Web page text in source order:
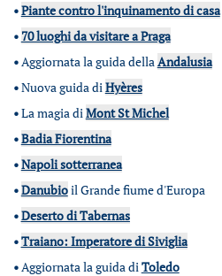
•Piante contro l'inquinamento di casa
• 70 luoghi da visitare a Praga
•Aggiornata la guida dellaAndalusia
•Nuova guida diHyères
•La magia diMont St Michel
•Badia Fiorentina
•Napoli sotterranea
•Danubioil Grande fiume d'Europa
•Deserto di Tabernas
•Traiano: Imperatore di Siviglia
•Aggiornata la guida diToledo